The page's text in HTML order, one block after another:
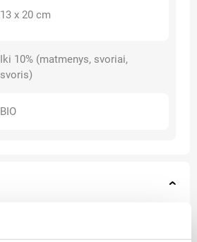
13 x 20 cm
Iki 10% (matmenys, svoriai,
svoris)
BIO